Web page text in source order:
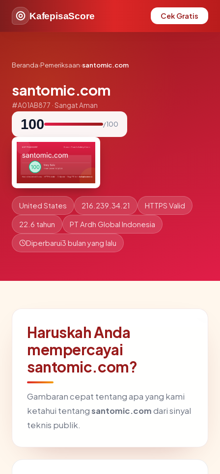
KafepisaScore Cek Gratis
Beranda›Pemeriksaan›santomic.com
santomic.com
#A01AB877 · Sangat Aman
100 / 100
United States 216.239.34.21 HTTPS Valid
22.6 tahun PT Ardh Global Indonesia
Diperbarui3 bulan yang lalu
Haruskah Anda
mempercayai
santomic.com?
Gambaran cepat tentang apa yang kami
ketahui tentangsantomic.comdari sinyal
teknis publik.